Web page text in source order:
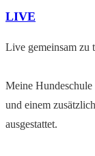
LIVE
Live gemeinsam zu
Meine
und einem
ausgestattet.